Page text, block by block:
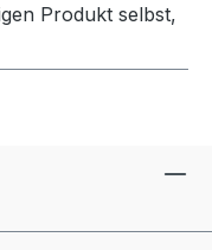
Produkt selbst,